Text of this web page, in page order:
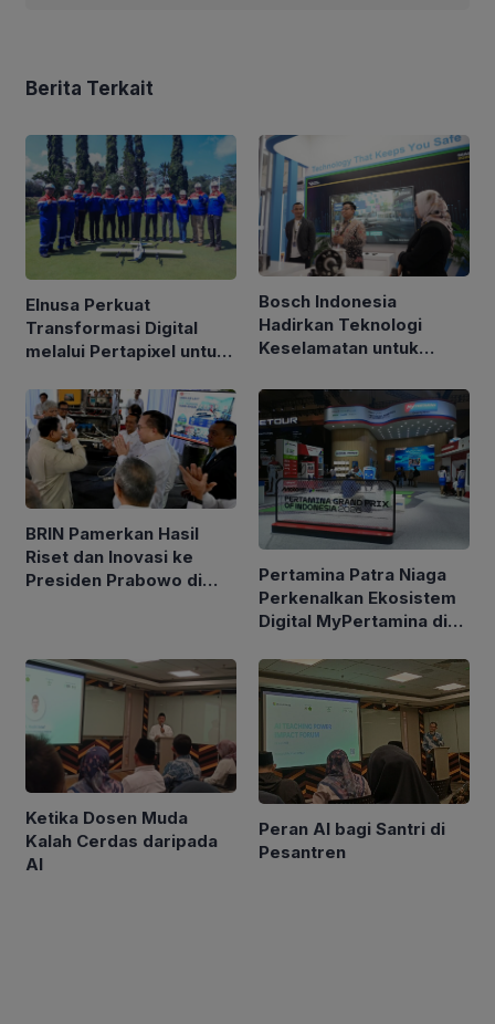
Berita Terkait
Elnusa Perkuat
Transformasi Digital
melalui Pertapixel untuk
Aset Berbasis Data
Bosch Indonesia
Hadirkan Teknologi
Keselamatan untuk
BRIN Pamerkan Hasil
Riset dan Inovasi ke
Presiden Prabowo di
Pertamina Patra Niaga
Perkenalkan Ekosistem
Digital MyPertamina di
Ketika Dosen Muda
Kalah Cerdas daripada
AI
Peran AI bagi Santri di
Pesantren